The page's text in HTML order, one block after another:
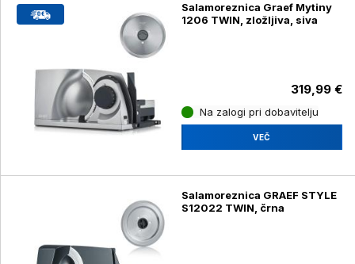
Salamoreznica Graef Mytiny
1206 TWIN, zložljiva, siva
319,99 €
Na zalogi pri dobavitelju
VEČ
Salamoreznica GRAEF STYLE
S12022 TWIN, črna